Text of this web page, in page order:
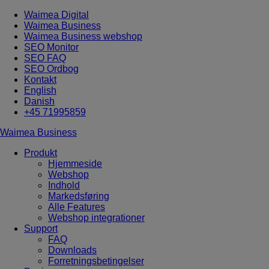
Waimea Digital
Waimea Business
Waimea Business webshop
SEO Monitor
SEO FAQ
SEO Ordbog
Kontakt
English
Danish
+45 71995859
Waimea Business
Produkt
Hjemmeside
Webshop
Indhold
Markedsføring
Alle Features
Webshop integrationer
Support
FAQ
Downloads
Forretningsbetingelser